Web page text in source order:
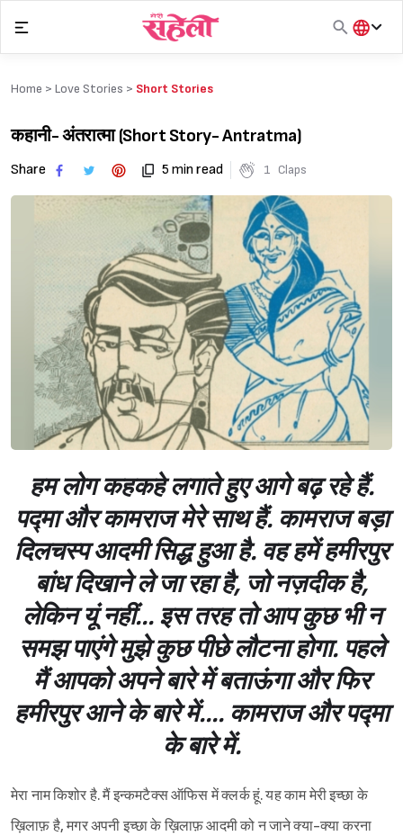
content
हिंदी
Home > Love Stories > Short Stories
कहानी- अंतरात्मा (Short Story- Antratma)
Share 5 min read 1 Claps
हम लोग कहकहे लगाते हुए आगे बढ़ रहे हैं.
पद्मा और कामराज मेरे साथ हैं. कामराज बड़ा
दिलचस्प आदमी सिद्ध हुआ है. वह हमें हमीरपुर
बांध दिखाने ले जा रहा है, जो नज़दीक है,
लेकिन यूं नहीं... इस तरह तो आप कुछ भी न
समझ पाएंगे मुझे कुछ पीछे लौटना होगा. पहले
मैं आपको अपने बारे में बताऊंगा और फिर
हमीरपुर आने के बारे में.... कामराज और पद्मा
के बारे में.
मेरा नाम किशोर है. मैं इन्कमटैक्स ऑफिस में क्लर्क हूं. यह काम मेरी इच्छा के
ख़िलाफ़ है, मगर अपनी इच्छा के ख़िलाफ़ आदमी को न जाने क्या-क्या करना